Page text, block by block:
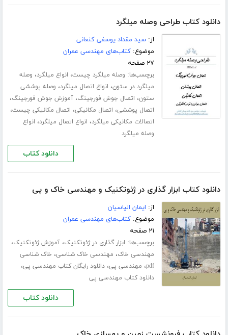
دانلود کتاب طراحی وصله میلگرد
از:سید مقداد یوسفی کنعانی
موضوع:کتاب‌های مهندسی عمران
۲۷ صفحه
برچسب‌ها: وصله میلگرد چیست، انواع میلگرد، وصله
میلگرد در ستون، انواع اتصال میلگرد، وصله پوششی
ستون، اتصال جوش فورجینگ،آموزش جوش فورجینگ،
اتصال پوششی، اتصال مکانیکی، اتصال مکانیکی چیست،
اتصالات مکانیکی میلگرد، انواع اتصال میلگرد، انواع
وصله میلگرد
دانلود کتاب
دانلود کتاب ابزار گذاری در ژئوتکنیک و مهندسی خاک و پی
از: ایمان الیاسیان
موضوع:کتاب‌های مهندسی عمران
۲۱ صفحه
برچسب‌ها: ابزار گذاری در ژئوتکنیک،آموزش ژئوتکنیک،
مهندسی خاک، مهندسی خاک شناسی، خاک شناسی
pdf، مهندسی پی،دانلود رایگان کتاب مهندسی پی،
دانلود کتاب مهندسی پی
دانلود کتاب